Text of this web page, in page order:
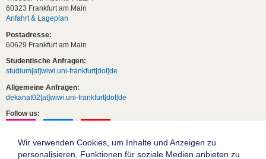
60323 Frankfurt am Main
Anfahrt & Lageplan
Postadresse:
60629 Frankfurt am Main
Studentische Anfragen:
studium[at]wiwi.uni-frankfurt[dot]de
Allgemeine Anfragen:
dekanat02[at]wiwi.uni-frankfurt[dot]de
Follow us:
Wir verwenden Cookies, um Inhalte und Anzeigen zu
personalisieren, Funktionen für soziale Medien anbieten zu